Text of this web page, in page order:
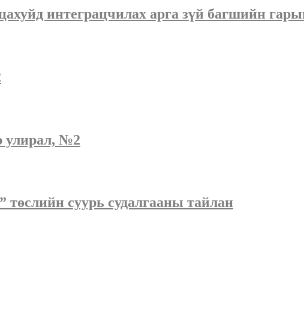
интеграцчилах арга зүй багшийн
улирал, №2
төслийн суурь судалгааны тайлан